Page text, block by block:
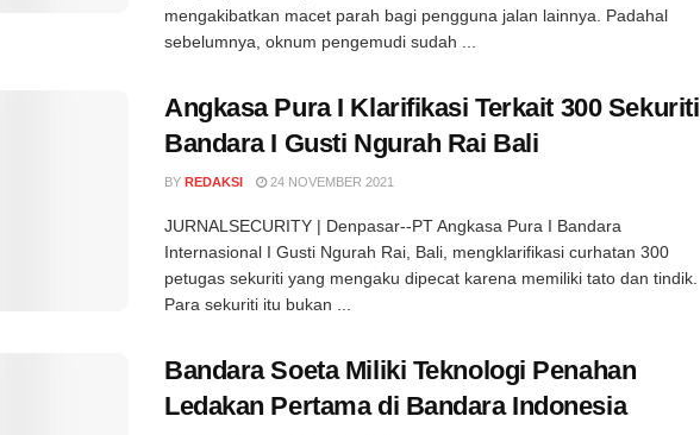
mengakibatkan macet parah bagi pengguna jalan lainnya. Padahal
sebelumnya, oknum pengemudi sudah ...
Angkasa Pura I Klarifikasi Terkait 300 Sekuriti
Bandara I Gusti Ngurah Rai Bali
BY REDAKSI 24 NOVEMBER 2021
JURNALSECURITY | Denpasar--PT Angkasa Pura I Bandara
Internasional I Gusti Ngurah Rai, Bali, mengklarifikasi curhatan 300
petugas sekuriti yang mengaku dipecat karena memiliki tato dan tindik.
Para sekuriti itu bukan ...
Bandara Soeta Miliki Teknologi Penahan
Ledakan Pertama di Bandara Indonesia